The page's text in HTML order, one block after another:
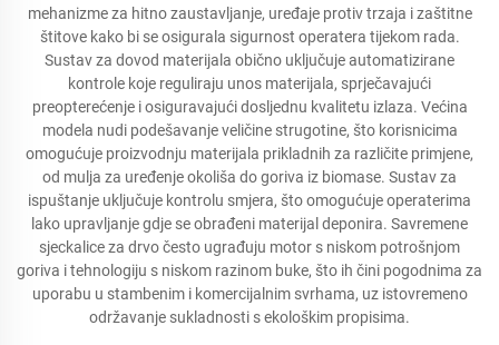
mehanizme za hitno zaustavljanje, uređaje protiv trzaja i zaštitne
štitove kako bi se osigurala sigurnost operatera tijekom rada.
Sustav za dovod materijala obično uključuje automatizirane
kontrole koje reguliraju unos materijala, sprječavajući
preopterećenje i osiguravajući dosljednu kvalitetu izlaza. Većina
modela nudi podešavanje veličine strugotine, što korisnicima
omogućuje proizvodnju materijala prikladnih za različite primjene,
od mulja za uređenje okoliša do goriva iz biomase. Sustav za
ispuštanje uključuje kontrolu smjera, što omogućuje operaterima
lako upravljanje gdje se obrađeni materijal deponira. Savremene
sjeckalice za drvo često ugrađuju motor s niskom potrošnjom
goriva i tehnologiju s niskom razinom buke, što ih čini pogodnima za
uporabu u stambenim i komercijalnim svrhama, uz istovremeno
održavanje sukladnosti s ekološkim propisima.